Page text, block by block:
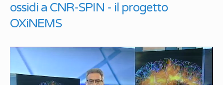
ossidi a CNR-SPIN - il progetto
OXiNEMS